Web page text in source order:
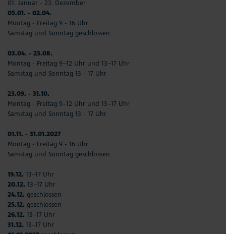
01. Januar - 23. Dezember
05.01. - 02.04.
Montag - Freitag 9 - 16 Uhr
Samstag und Sonntag geschlossen
03.04. - 23.08.
Montag - Freitag 9–12 Uhr und 13–17 Uhr
Samstag und Sonntag 13 - 17 Uhr
23.09. - 31.10.
Montag - Freitag 9–12 Uhr und 13–17 Uhr
Samstag und Sonntag 13 - 17 Uhr
01.11. - 31.01.2027
Montag - Freitag 9 - 16 Uhr
Samstag und Sonntag geschlossen
19.12. 13–17 Uhr
20.12. 13–17 Uhr
24.12. geschlossen
25.12. geschlossen
26.12. 13–17 Uhr
31.12. 13–17 Uhr